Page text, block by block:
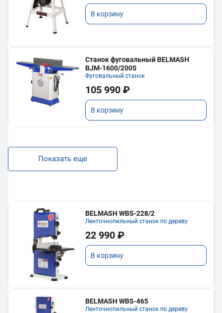
В корзину
Станок фуговальный BELMASH
BJM-1600/200S
Фуговальный станок
105 990 ₽
В корзину
Показать еще
BELMASH WBS-228/2
Ленточнопильный станок по дереву
22 990 ₽
В корзину
BELMASH WBS-465
Ленточнопильный станок по дереву